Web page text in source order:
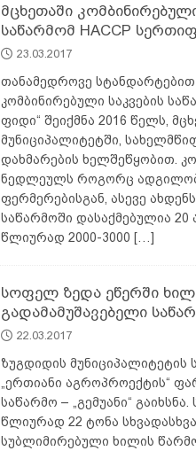
მცხეთაში
საწარმომ HACCP
23.03.2017
თანამედროვე
კომბინირებული საკვების
ფიდი“ შეიქმნა 2016 წელს,
მუნიციპალიტეტში,
დახმარების ხელშეწყობით.
ნედლეულს როგორც
ფერმერებისგან, ასევე
საწარმოში დასაქმებულია 20
წლიურად 2000-3000 […]
სოფელ ზედა ეწერში
გადამამუშავებელი
22.03.2017
ზუგდიდის
„ერთიანი აგროპროექტის“
საწარმო – „გემუანი“
წლიურად 22 ტონა
სუბლიმირებული ხილის